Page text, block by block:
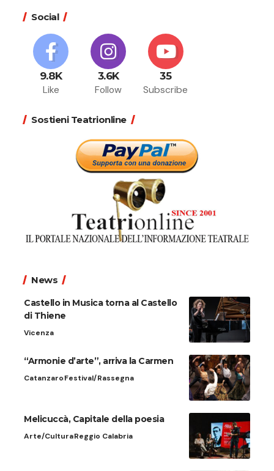
Social
9.8K
Like
3.6K
Follow
35
Subscribe
Sostieni Teatrionline
News
Castello in Musica torna al Castello
di Thiene
Vicenza
“Armonie d’arte”, arriva la Carmen
CatanzaroFestival/Rassegna
Melicuccà, Capitale della poesia
Arte/CulturaReggio Calabria